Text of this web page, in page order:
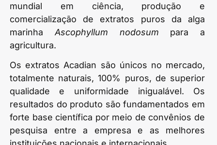
mundial em ciência, produção e
comercialização de extratos puros da alga
marinha Ascophyllum nodosum para a
agricultura.
Os extratos Acadian são únicos no mercado,
totalmente naturais, 100% puros, de superior
qualidade e uniformidade inigualável. Os
resultados do produto são fundamentados em
forte base científica por meio de convênios de
pesquisa entre a empresa e as melhores